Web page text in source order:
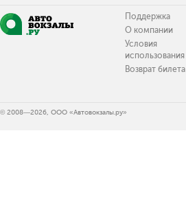
Поддержка
О компании
Условия
использования
Возврат билета
© 2008—2026, ООО «Автовокзалы.ру»